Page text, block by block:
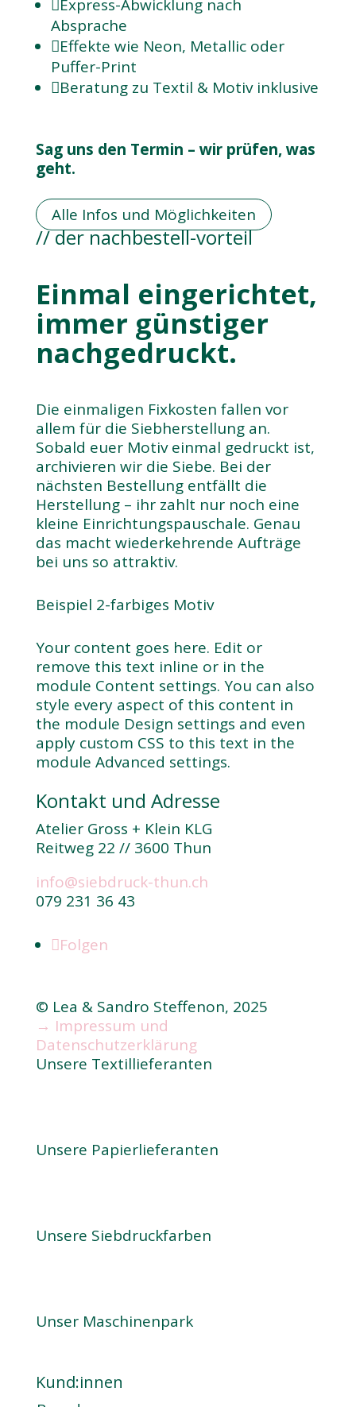
Express-Abwicklung nach
Absprache
Effekte wie Neon, Metallic oder
Puffer-Print
Beratung zu Textil & Motiv inklusive
Sag uns den Termin – wir prüfen, was
geht.
Alle Infos und Möglichkeiten
// der nachbestell-vorteil
Einmal eingerichtet,
immer günstiger
nachgedruckt.
Die einmaligen Fixkosten fallen vor
allem für die Siebherstellung an.
Sobald euer Motiv einmal gedruckt ist,
archivieren wir die Siebe. Bei der
nächsten Bestellung entfällt die
Herstellung – ihr zahlt nur noch eine
kleine Einrichtungspauschale. Genau
das macht wiederkehrende Aufträge
bei uns so attraktiv.
Beispiel 2-farbiges Motiv
Your content goes here. Edit or
remove this text inline or in the
module Content settings. You can also
style every aspect of this content in
the module Design settings and even
apply custom CSS to this text in the
module Advanced settings.
Kontakt und Adresse
Atelier Gross + Klein KLG
Reitweg 22 // 3600 Thun
info@siebdruck-thun.ch
079 231 36 43
Folgen
© Lea & Sandro Steffenon, 2025
→ Impressum und
Datenschutzerklärung
Unsere Textillieferanten
Unsere Papierlieferanten
Unsere Siebdruckfarben
Unser Maschinenpark
Kund:innen